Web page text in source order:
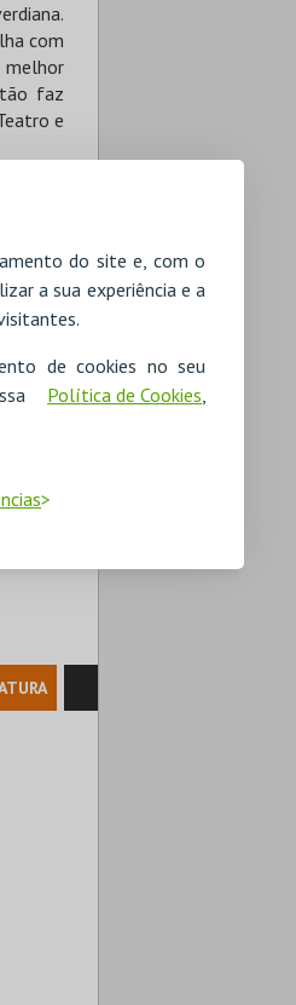
do site e, com o
a sua experiência e a
de cookies no seu
Política de Cookies
com
melhor
faz
e
Egas